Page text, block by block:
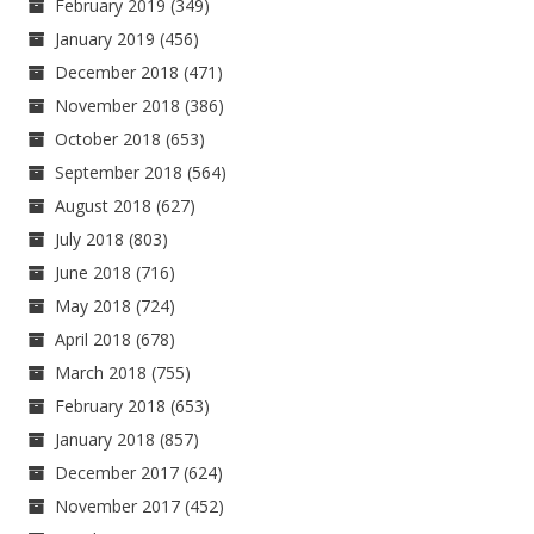
February 2019 (349)
January 2019 (456)
December 2018 (471)
November 2018 (386)
October 2018 (653)
September 2018 (564)
August 2018 (627)
July 2018 (803)
June 2018 (716)
May 2018 (724)
April 2018 (678)
March 2018 (755)
February 2018 (653)
January 2018 (857)
December 2017 (624)
November 2017 (452)